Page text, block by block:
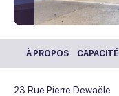
À PROPOS CAPACITÉ
23 Rue Pierre Dewaële